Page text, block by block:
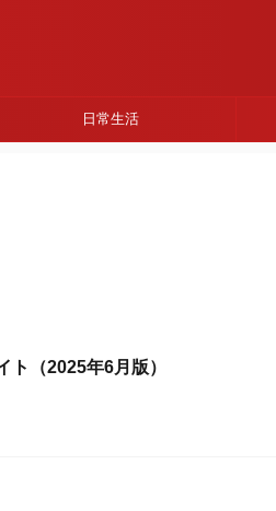
日常生活
（2025年6月版）